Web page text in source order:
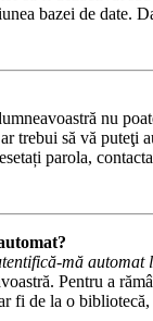
bazei de date.
nu
trebui să vă puteţi
parola,
mă automat
Pentru a
fi de la o bibliotecă,